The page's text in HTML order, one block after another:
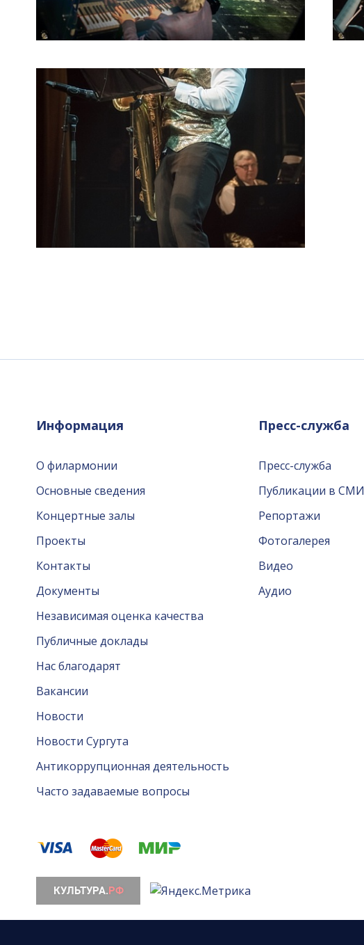
Информация
О филармонии
Основные сведения
Концертные залы
Проекты
Контакты
Документы
Независимая оценка качества
Публичные доклады
Нас благодарят
Вакансии
Новости
Новости Сургута
Антикоррупционная деятельность
Часто задаваемые вопросы
Пресс-служба
Пресс-служба
Публикации в СМИ
Репортажи
Фотогалерея
Видео
Аудио